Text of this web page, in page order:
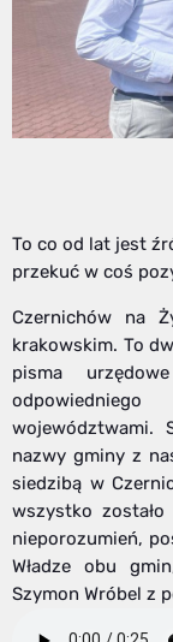
To co od lat jest
przekuć w coś
Czernichów na
krakowskim. To
pisma
województwami.
nazwy gminy z
siedzibą w
wszystko
nieporozumień,
Władze obu
Szymon Wróbel z